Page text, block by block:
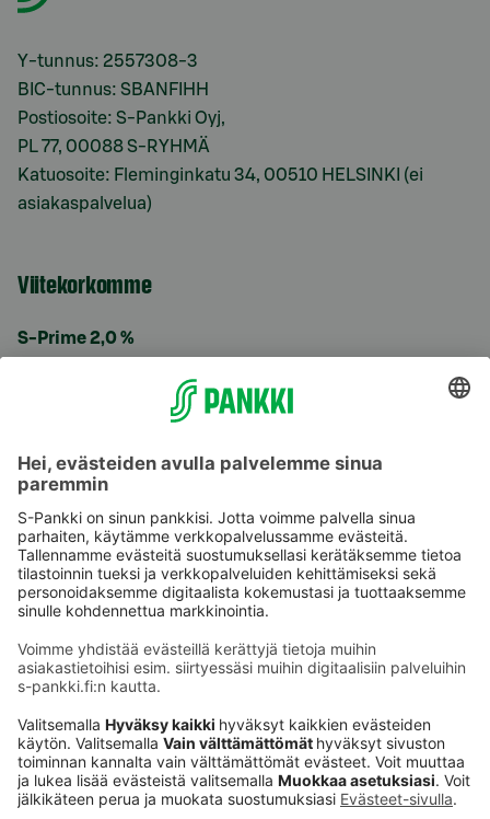
Y-tunnus: 2557308-3
BIC-tunnus: SBANFIHH
Postiosoite: S-Pankki Oyj,
PL 77, 00088 S-RYHMÄ
Katuosoite: Fleminginkatu 34, 00510 HELSINKI (ei
asiakaspalvelua)
Viitekorkomme
S-Prime 2,0 %
Käyttöehdot
Saavutettavuusseloste
Evästeet
Verkkopalvelujen käytön edellytykset